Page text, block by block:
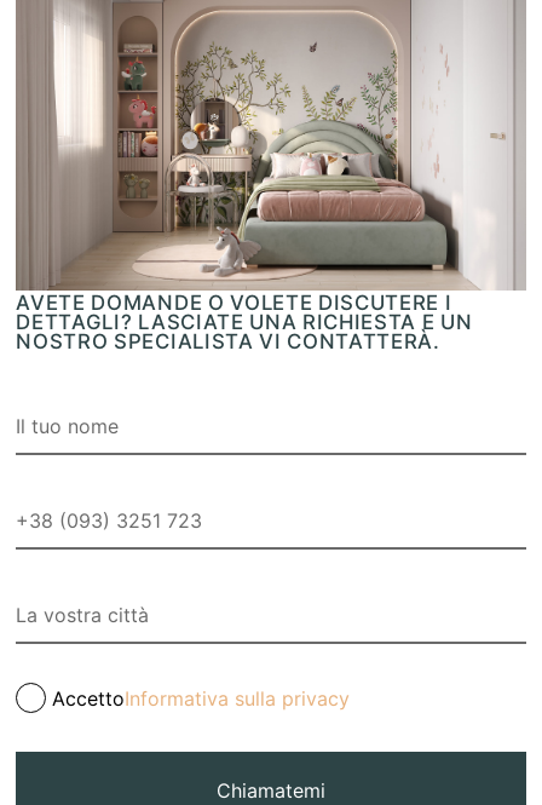
AVETE DOMANDE O VOLETE DISCUTERE I
DETTAGLI? LASCIATE UNA RICHIESTA E UN
NOSTRO SPECIALISTA VI CONTATTERÀ.
AccettoInformativa sulla privacy
Chiamatemi